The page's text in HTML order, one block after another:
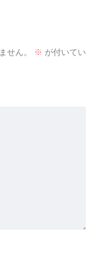
せん。 ※ が付いてい